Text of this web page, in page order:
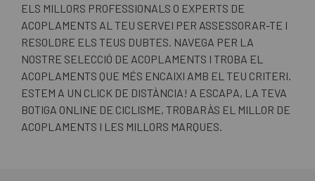
ELS MILLORS PROFESSIONALS O EXPERTS DE
ACOPLAMENTS AL TEU SERVEI PER ASSESSORAR-TE I
RESOLDRE ELS TEUS DUBTES. NAVEGA PER LA
NOSTRE SELECCIÓ DE ACOPLAMENTS I TROBA EL
ACOPLAMENTS QUE MÉS ENCAIXI AMB EL TEU CRITERI.
ESTEM A UN CLICK DE DISTÀNCIA! A ESCAPA, LA TEVA
BOTIGA ONLINE DE CICLISME, TROBARÀS EL MILLOR DE
ACOPLAMENTS I LES MILLORS MARQUES.